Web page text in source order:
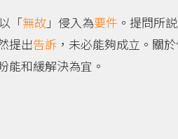
「無故 」侵入為要件 。提問所
提出告訴 ，未必能夠成立。關
能和緩解決為宜。